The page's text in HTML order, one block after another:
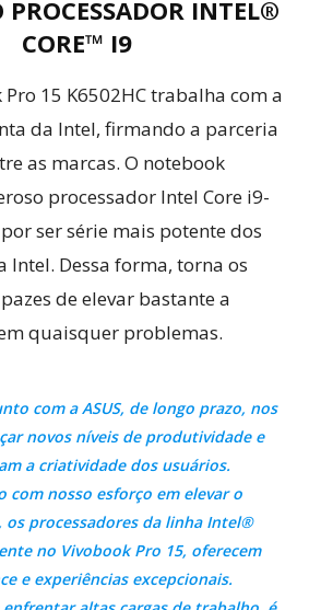
PROCESSADOR INTEL®
CORE™ I9
Pro 15 K6502HC trabalha com a
da Intel, firmando a parceria
as marcas. O notebook
processador Intel Core i9-
ser série mais potente dos
Intel. Dessa forma, torna os
de elevar bastante a
quaisquer problemas.
com a ASUS, de longo prazo, nos
novos níveis de produtividade e
a criatividade dos usuários.
com nosso esforço em elevar o
os processadores da linha Intel®
no Vivobook Pro 15, oferecem
e experiências excepcionais.